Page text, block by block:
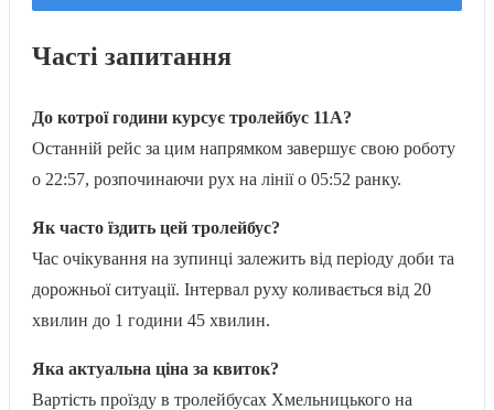
Часті запитання
До котрої години курсує тролейбус 11A?
Останній рейс за цим напрямком завершує свою роботу
о 22:57, розпочинаючи рух на лінії о 05:52 ранку.
Як часто їздить цей тролейбус?
Час очікування на зупинці залежить від періоду доби та
дорожньої ситуації. Інтервал руху коливається від 20
хвилин до 1 години 45 хвилин.
Яка актуальна ціна за квиток?
Вартість проїзду в тролейбусах Хмельницького на